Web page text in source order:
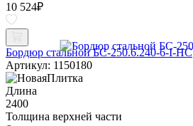
10 524₽
Бордюр стальной БС-250.6.240-6-I-НС
Артикул: 1150180
Длина
2400
Толщина верхней части